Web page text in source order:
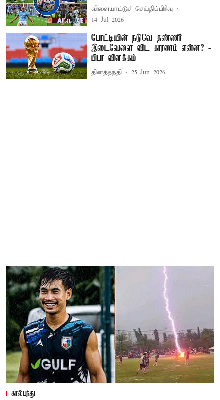
விளையாட்டுச் செய்திப்பிரிவு
14 Jul 2026
போட்டியின் நடுவே தண்ணீர்
இடைவேளை விட காரணம் என்ன? -
பிபா விளக்கம்
தினத்தந்தி 25 Jun 2026
கால்பந்து